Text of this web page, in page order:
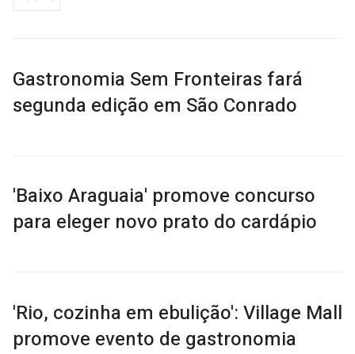
Gastronomia Sem Fronteiras fará
segunda edição em São Conrado
'Baixo Araguaia' promove concurso
para eleger novo prato do cardápio
'Rio, cozinha em ebulição': Village Mall
promove evento de gastronomia